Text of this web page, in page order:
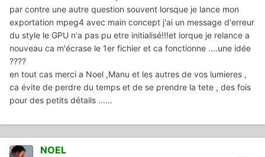
par contre une autre question souvent lorsque je lance mon
exportation mpeg4 avec main concept j'ai un message d'erreur
du style le GPU n'a pas pu etre initialisé!!!et lorque je relance a
nouveau ca m'écrase le 1er fichier et ca fonctionne ....une idée
????
en tout cas merci a Noel ,Manu et les autres de vos lumieres ,
ca évite de perdre du temps et de se prendre la tete , des fois
pour des petits détails ......
NOEL